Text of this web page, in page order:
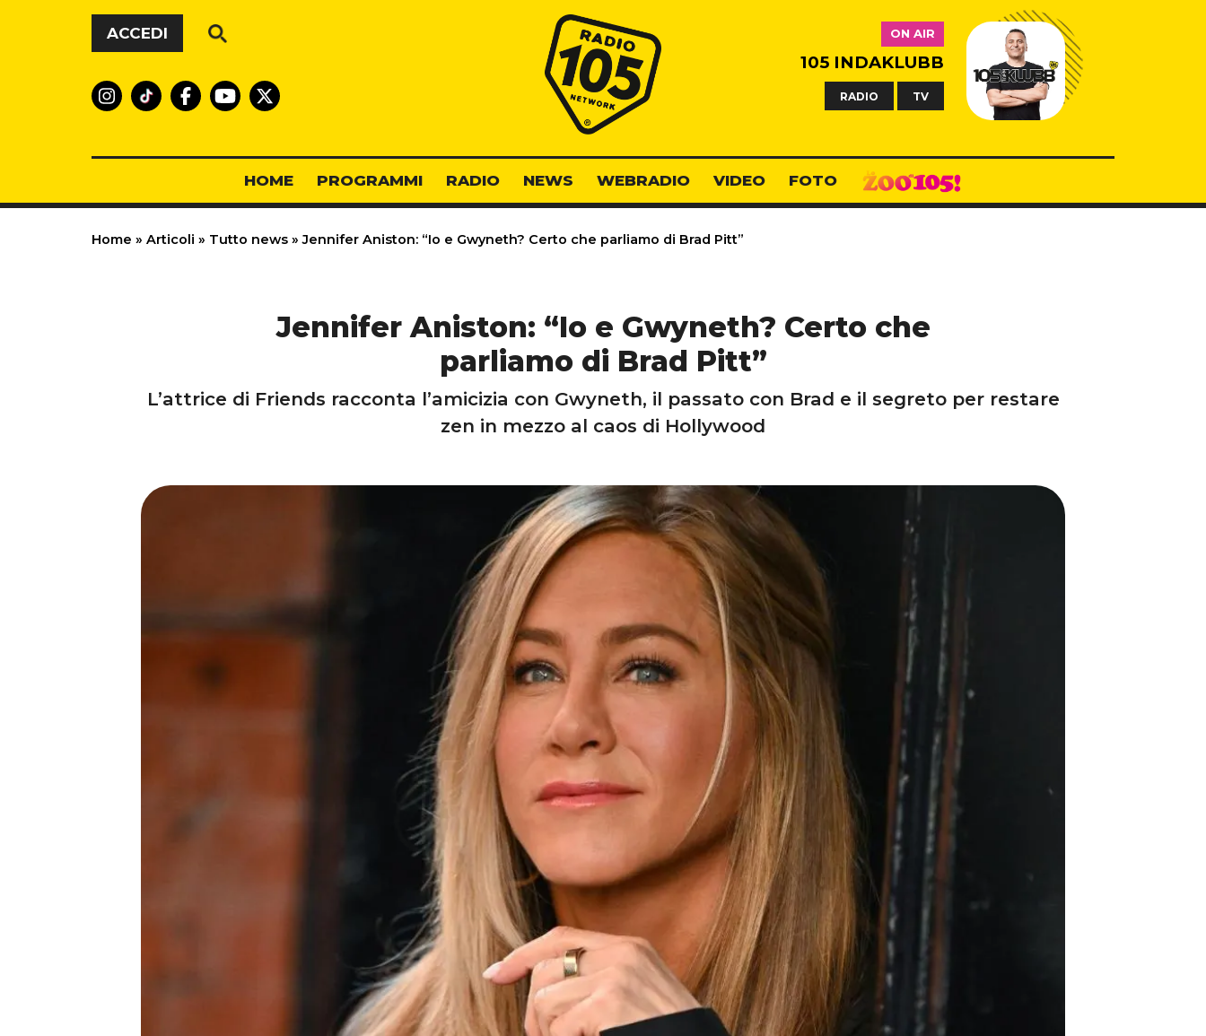
Vai al contenuto
ACCEDI
Radio 105
ON AIR
105 INDAKLUBB
RADIO TV
HOME PROGRAMMI RADIO NEWS WEBRADIO VIDEO FOTO
Home » Articoli » Tutto news » Jennifer Aniston: “Io e Gwyneth? Certo che parliamo di Brad Pitt”
Jennifer Aniston: “Io e Gwyneth? Certo che
parliamo di Brad Pitt”
L’attrice di Friends racconta l’amicizia con Gwyneth, il passato con Brad e il segreto per restare
zen in mezzo al caos di Hollywood